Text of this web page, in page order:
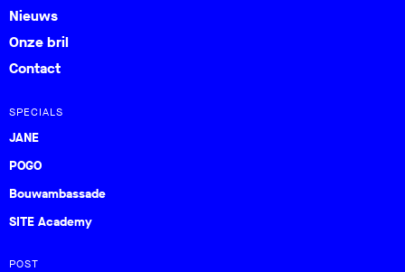
Nieuws
Onze bril
Contact
SPECIALS
JANE
POGO
Bouwambassade
SITE Academy
POST